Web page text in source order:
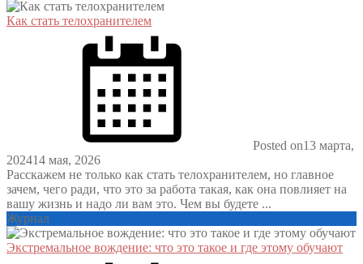
Как стать телохранителем
Posted on13 марта,
202414 мая, 2026
Расскажем не только как стать телохранителем, но главное
зачем, чего ради, что это за работа такая, как она повлияет на
вашу жизнь и надо ли вам это. Чем вы будете ...
Журнал
Экстремальное вождение: что это такое и где этому обучают